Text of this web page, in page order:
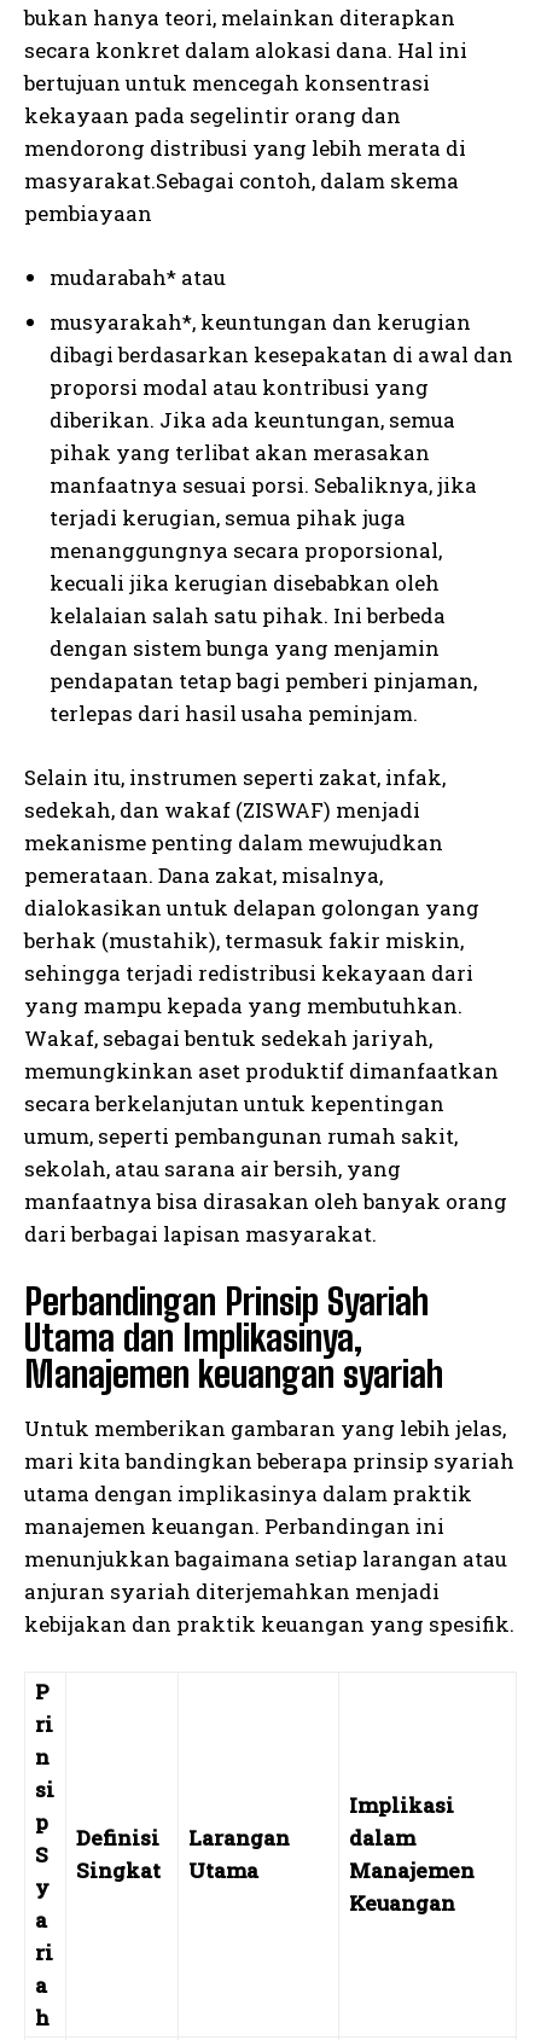
bukan hanya teori, melainkan diterapkan
secara konkret dalam alokasi dana. Hal ini
bertujuan untuk mencegah konsentrasi
kekayaan pada segelintir orang dan
mendorong distribusi yang lebih merata di
masyarakat.Sebagai contoh, dalam skema
pembiayaan
mudarabah* atau
musyarakah*, keuntungan dan kerugian
dibagi berdasarkan kesepakatan di awal dan
proporsi modal atau kontribusi yang
diberikan. Jika ada keuntungan, semua
pihak yang terlibat akan merasakan
manfaatnya sesuai porsi. Sebaliknya, jika
terjadi kerugian, semua pihak juga
menanggungnya secara proporsional,
kecuali jika kerugian disebabkan oleh
kelalaian salah satu pihak. Ini berbeda
dengan sistem bunga yang menjamin
pendapatan tetap bagi pemberi pinjaman,
terlepas dari hasil usaha peminjam.
Selain itu, instrumen seperti zakat, infak,
sedekah, dan wakaf (ZISWAF) menjadi
mekanisme penting dalam mewujudkan
pemerataan. Dana zakat, misalnya,
dialokasikan untuk delapan golongan yang
berhak (mustahik), termasuk fakir miskin,
sehingga terjadi redistribusi kekayaan dari
yang mampu kepada yang membutuhkan.
Wakaf, sebagai bentuk sedekah jariyah,
memungkinkan aset produktif dimanfaatkan
secara berkelanjutan untuk kepentingan
umum, seperti pembangunan rumah sakit,
sekolah, atau sarana air bersih, yang
manfaatnya bisa dirasakan oleh banyak orang
dari berbagai lapisan masyarakat.
Perbandingan Prinsip Syariah
Utama dan Implikasinya,
Manajemen keuangan syariah
Untuk memberikan gambaran yang lebih jelas,
mari kita bandingkan beberapa prinsip syariah
utama dengan implikasinya dalam praktik
manajemen keuangan. Perbandingan ini
menunjukkan bagaimana setiap larangan atau
anjuran syariah diterjemahkan menjadi
kebijakan dan praktik keuangan yang spesifik.
P
ri
n
si
p
S
y
a
ri
a
h
Definisi
Singkat
Larangan
Utama
Implikasi
dalam
Manajemen
Keuangan